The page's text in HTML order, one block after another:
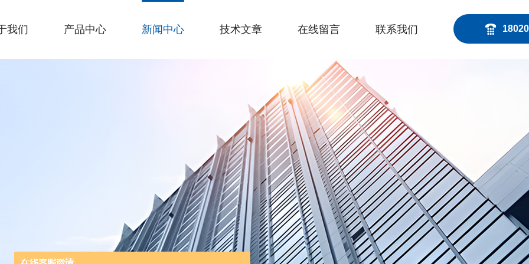
我们 产品中心 新闻中心 技术文章 在线留言 联系我们